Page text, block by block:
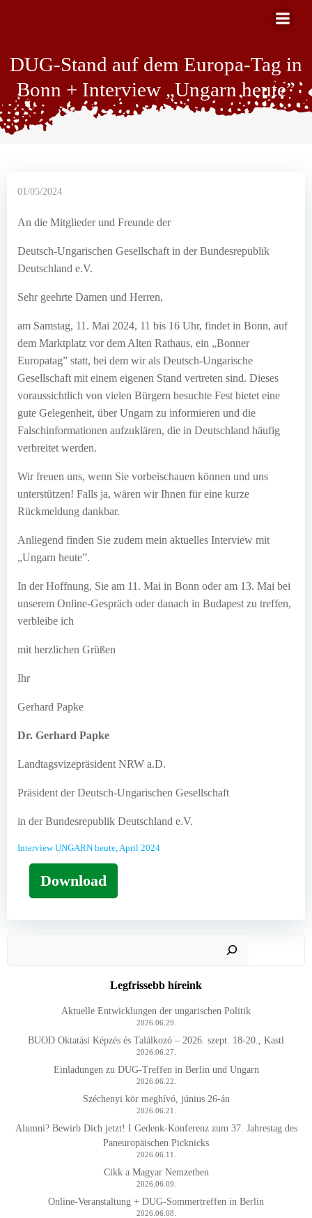
DUG-Stand auf dem Europa-Tag in
Bonn + Interview „Ungarn heute”
01/05/2024
An die Mitglieder und Freunde der
Deutsch-Ungarischen Gesellschaft in der Bundesrepublik
Deutschland e.V.
Sehr geehrte Damen und Herren,
am Samstag, 11. Mai 2024, 11 bis 16 Uhr, findet in Bonn, auf
dem Marktplatz vor dem Alten Rathaus, ein „Bonner
Europatag” statt, bei dem wir als Deutsch-Ungarische
Gesellschaft mit einem eigenen Stand vertreten sind. Dieses
voraussichtlich von vielen Bürgern besuchte Fest bietet eine
gute Gelegenheit, über Ungarn zu informieren und die
Falschinformationen aufzuklären, die in Deutschland häufig
verbreitet werden.
Wir freuen uns, wenn Sie vorbeischauen können und uns
unterstützen! Falls ja, wären wir Ihnen für eine kurze
Rückmeldung dankbar.
Anliegend finden Sie zudem mein aktuelles Interview mit
„Ungarn heute”.
In der Hoffnung, Sie am 11. Mai in Bonn oder am 13. Mai bei
unserem Online-Gespräch oder danach in Budapest zu treffen,
verbleibe ich
mit herzlichen Grüßen
Ihr
Gerhard Papke
Dr. Gerhard Papke
Landtagsvizepräsident NRW a.D.
Präsident der Deutsch-Ungarischen Gesellschaft
in der Bundesrepublik Deutschland e.V.
Interview UNGARN heute, April 2024
Download
Legfrissebb híreink
Aktuelle Entwicklungen der ungarischen Politik
2026.06.29.
BUOD Oktatási Képzés és Találkozó – 2026. szept. 18-20., Kastl
2026.06.27.
Einladungen zu DUG-Treffen in Berlin und Ungarn
2026.06.22.
Széchenyi kör meghívó, június 26-án
2026.06.21.
Alumni? Bewirb Dich jetzt! I Gedenk-Konferenz zum 37. Jahrestag des
Paneuropäischen Picknicks
2026.06.11.
Cikk a Magyar Nemzetben
2026.06.09.
Online-Veranstaltung + DUG-Sommertreffen in Berlin
2026.06.08.